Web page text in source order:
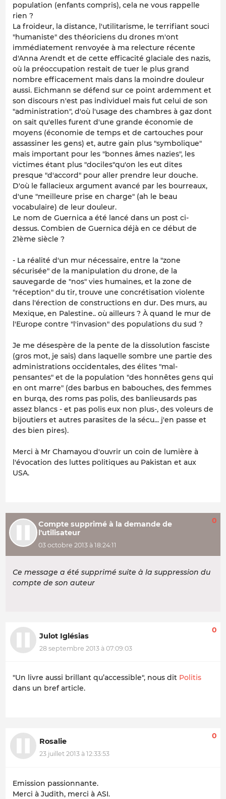
population (enfants compris), cela ne vous rappelle
rien ?
La froideur, la distance, l'utilitarisme, le terrifiant souci
"humaniste" des théoriciens du drones m'ont
immédiatement renvoyée à ma relecture récente
d'Anna Arendt et de cette efficacité glaciale des nazis,
où la préoccupation restait de tuer le plus grand
nombre efficacement mais dans la moindre douleur
aussi. Eichmann se défend sur ce point ardemment et
son discours n'est pas individuel mais fut celui de son
"administration", d'où l'usage des chambres à gaz dont
on sait qu'elles furent d'une grande économie de
moyens (économie de temps et de cartouches pour
assassiner les gens) et, autre gain plus "symbolique"
mais important pour les "bonnes âmes nazies", les
victimes étant plus "dociles"qu'on les eut dites
presque "d'accord" pour aller prendre leur douche.
D'où le fallacieux argument avancé par les bourreaux,
d'une "meilleure prise en charge" (ah le beau
vocabulaire) de leur douleur.
Le nom de Guernica a été lancé dans un post ci-
dessus. Combien de Guernica déjà en ce début de
21ème siècle ?
- La réalité d'un mur nécessaire, entre la "zone
sécurisée" de la manipulation du drone, de la
sauvegarde de "nos" vies humaines, et la zone de
"réception" du tir, trouve une concrétisation violente
dans l'érection de constructions en dur. Des murs, au
Mexique, en Palestine.. où ailleurs ? À quand le mur de
l'Europe contre "l'invasion" des populations du sud ?
Je me désespère de la pente de la dissolution fasciste
(gros mot, je sais) dans laquelle sombre une partie des
administrations occidentales, des élites "mal-
pensantes" et de la population "des honnêtes gens qui
en ont marre" (des barbus en babouches, des femmes
en burqa, des roms pas polis, des banlieusards pas
assez blancs - et pas polis eux non plus-, des voleurs de
bijoutiers et autres parasites de la sécu... j'en passe et
des bien pires).
Merci à Mr Chamayou d'ouvrir un coin de lumière à
l'évocation des luttes politiques au Pakistan et aux
USA.
Compte supprimé à la demande de
l'utilisateur
03 octobre 2013 à 18:24:11
0
Ce message a été supprimé suite à la suppression du
compte de son auteur
Julot Iglésias
28 septembre 2013 à 07:09:03
0
"Un livre aussi brillant qu’accessible", nous dit Politis
dans un bref article.
Rosalie
23 juillet 2013 à 12:33:53
0
Emission passionnante.
Merci à Judith, merci à ASI.